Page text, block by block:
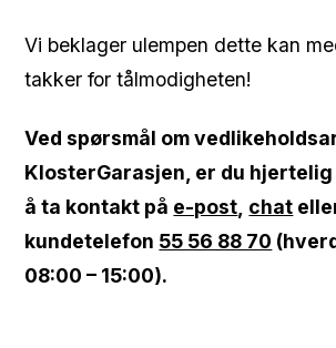
Vi beklager ulempen dette kan
takker for tålmodigheten!
Ved spørsmål om
KlosterGarasjen, er du
å ta kontakt på e-post chat
kundetelefon 55 56 88 70
08:00 – 15:00).